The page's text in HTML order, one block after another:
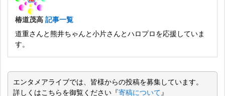
椿道茂高 記事一覧
道重さんと熊井ちゃんと小片さんとハロプロを応援していま
す。
エンタメアライブでは、皆様からの投稿を募集しています。
詳しくはこちらを御覧ください『寄稿について 』